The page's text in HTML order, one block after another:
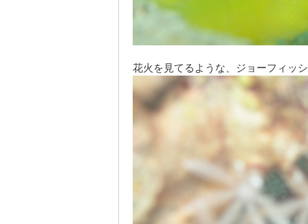
花火を見てるような、ジョーフィッ